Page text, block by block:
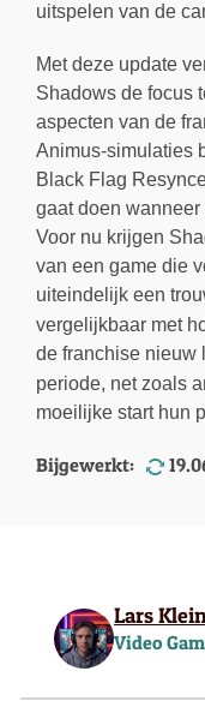
uitspelen van de
Met deze update
Shadows de focus
aspecten van de
Animus-simulaties
Black Flag
gaat doen
Voor nu krijgen
van een game die
uiteindelijk een
vergelijkbaar met
de franchise nieuw
periode, net zoals
moeilijke start hun
Bijgewerkt:
Lars
Video